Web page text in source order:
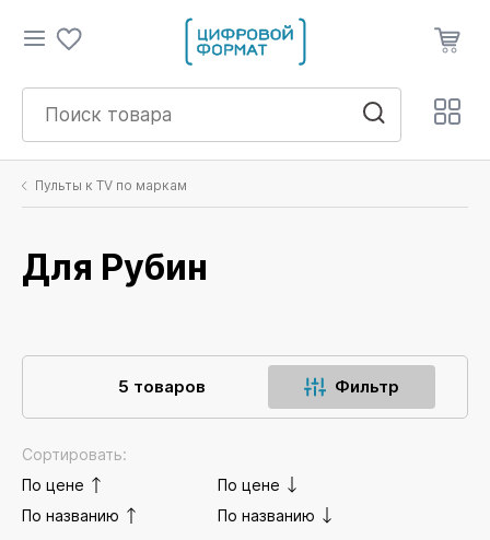
Пульты к TV по маркам
Для Рубин
5 товаров Фильтр
Сортировать:
По цене
По цене
По названию
По названию